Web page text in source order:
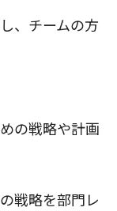
、チームの方
の戦略や計画
戦略を部門レ